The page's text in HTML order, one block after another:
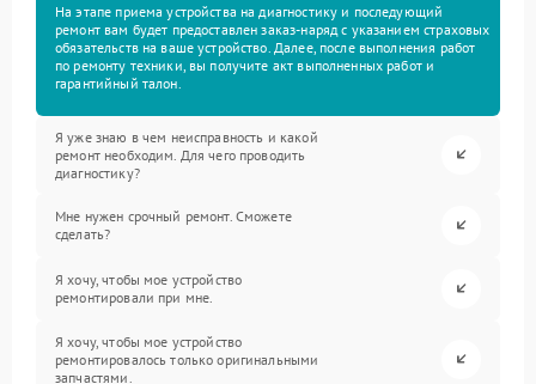
На этапе приема устройства на диагностику и последующий
ремонт вам будет предоставлен заказ-наряд с указанием страховых
обязательств на ваше устройство. Далее, после выполнения работ
по ремонту техники, вы получите акт выполненных работ и
гарантийный талон.
Я уже знаю в чем неисправность и какой
ремонт необходим. Для чего проводить
диагностику?
Мне нужен срочный ремонт. Сможете
сделать?
Я хочу, чтобы мое устройство
ремонтировали при мне.
Я хочу, чтобы мое устройство
ремонтировалось только оригинальными
запчастями.